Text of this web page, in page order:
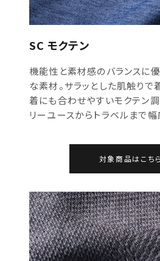
SC モクテン
機能性と素材感のバランスに
な素材。サラッとした肌触りで
着にも合わせやすいモクテン
リーユースからトラベルまで幅
対象商品はこちら